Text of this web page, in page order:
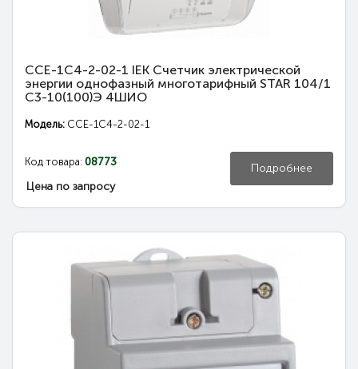
CCE-1C4-2-02-1 IEK Счетчик электрической
энергии однофазный многотарифный STAR 104/1
С3-10(100)Э 4ШИО
Модель: CCE-1C4-2-02-1
Код товара: 08773
Цена по запросу
Подробнее